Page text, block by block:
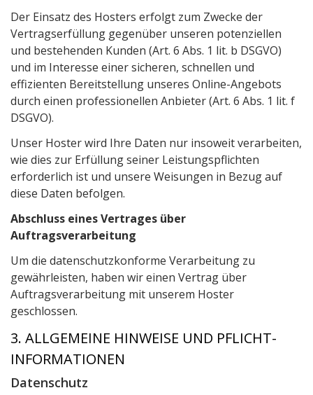
Der Einsatz des Hosters erfolgt zum Zwecke der
Vertragserfüllung gegenüber unseren potenziellen
und bestehenden Kunden (Art. 6 Abs. 1 lit. b DSGVO)
und im Interesse einer sicheren, schnellen und
effizienten Bereitstellung unseres Online-Angebots
durch einen professionellen Anbieter (Art. 6 Abs. 1 lit. f
DSGVO).
Unser Hoster wird Ihre Daten nur insoweit verarbeiten,
wie dies zur Erfüllung seiner Leistungspflichten
erforderlich ist und unsere Weisungen in Bezug auf
diese Daten befolgen.
Abschluss eines Vertrages über
Auftragsverarbeitung
Um die datenschutzkonforme Verarbeitung zu
gewährleisten, haben wir einen Vertrag über
Auftragsverarbeitung mit unserem Hoster
geschlossen.
3. ALLGEMEINE HINWEISE UND PFLICHT­
INFORMATIONEN
Datenschutz